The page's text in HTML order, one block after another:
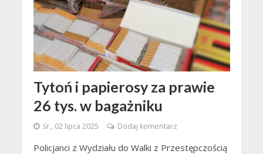
Tytoń i papierosy za prawie
26 tys. w bagażniku
śr., 02 lipca 2025 Dodaj komentarz
Policjanci z Wydziału do Walki z Przestępczością